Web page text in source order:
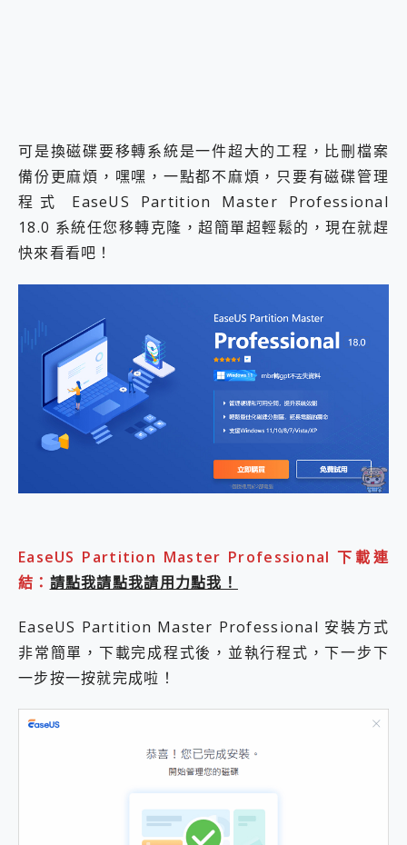
可是換磁碟要移轉系統是一件超大的工程，比刪檔案
備份更麻煩，嘿嘿，一點都不麻煩，只要有磁碟管理
程式 EaseUS Partition Master Professional
18.0 系統任您移轉克隆，超簡單超輕鬆的，現在就趕
快來看看吧！
EaseUS Partition Master Professional 下載連
結： 請點我請點我請用力點我！
EaseUS Partition Master Professional 安裝方式
非常簡單，下載完成程式後，並執行程式，下一步下
一步按一按就完成啦！